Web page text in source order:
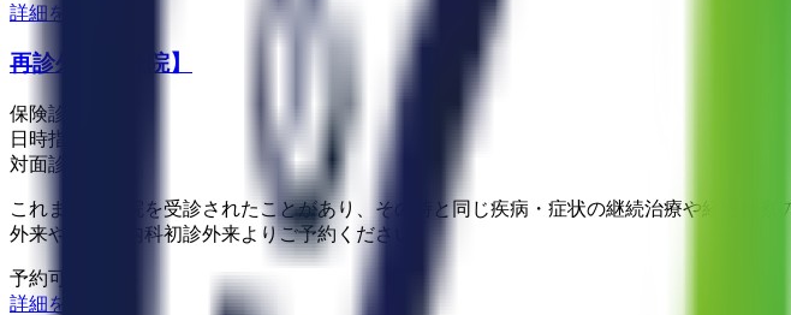
詳細を見る
再診外来【来院】
保険診療
日時指定予約
対面診療
これまでに当院を受診されたことがあり、その時と同じ疾病・症状の継続治療や経過観
外来や脳神経内科初診外来よりご予約ください。
予約可能：
詳細を見る